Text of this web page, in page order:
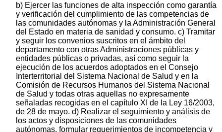
b) Ejercer las funciones de alta inspección como garantía
y verificación del cumplimiento de las competencias de
las comunidades autónomas y la Administración General
del Estado en materia de sanidad y consumo. c) Tramitar
y seguir los convenios suscritos en el ámbito del
departamento con otras Administraciones públicas y
entidades públicas o privadas, así como seguir la
ejecución de los acuerdos adoptados en el Consejo
Interterritorial del Sistema Nacional de Salud y en la
Comisión de Recursos Humanos del Sistema Nacional
de Salud y todas otras aquellas no expresamente
señaladas recogidas en el capítulo XI de la Ley 16/2003,
de 28 de mayo. d) Realizar el seguimiento y análisis de
los actos y disposiciones de las comunidades
autónomas, formular requerimientos de incompetencia y